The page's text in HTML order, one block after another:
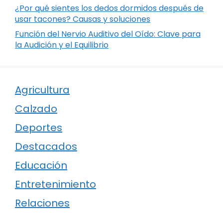
¿Por qué sientes los dedos dormidos después de
usar tacones? Causas y soluciones
Función del Nervio Auditivo del Oído: Clave para
la Audición y el Equilibrio
Agricultura
Calzado
Deportes
Destacados
Educación
Entretenimiento
Relaciones